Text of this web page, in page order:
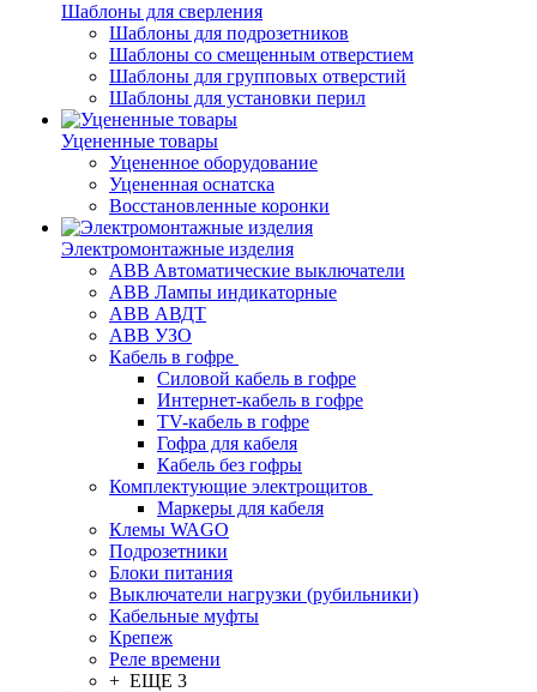
Шаблоны для сверления
Шаблоны для подрозетников
Шаблоны со смещенным отверстием
Шаблоны для групповых отверстий
Шаблоны для установки перил
Уцененные товары
Уцененное оборудование
Уцененная оснатска
Восстановленные коронки
Электромонтажные изделия
ABB Aвтоматические выключатели
ABB Лампы индикаторные
ABB АВДТ
ABB УЗО
Кабель в гофре
Силовой кабель в гофре
Интернет-кабель в гофре
TV-кабель в гофре
Гофра для кабеля
Кабель без гофры
Комплектующие электрощитов
Маркеры для кабеля
Клемы WAGO
Подрозетники
Блоки питания
Выключатели нагрузки (рубильники)
Кабельные муфты
Крепеж
Реле времени
+ ЕЩЕ 3